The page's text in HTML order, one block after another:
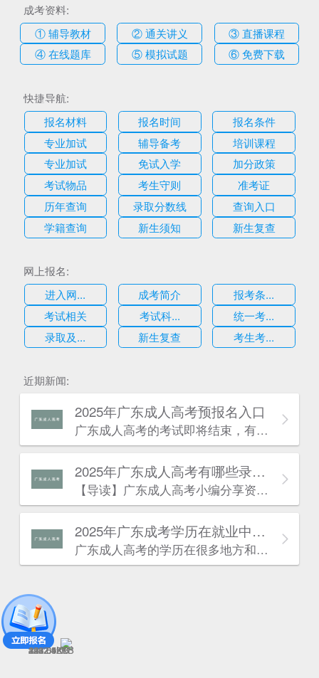
343.64KB
2237.12KB
456.09KB
352.65KB
2237.12KB
1242.4KB
估
成考资料:
① 辅导教材
② 通关讲义
③ 直播课程
④ 在线题库
⑤ 模拟试题 ⑥ 免费下载
快捷导航:
报名材料
报名时间
报名条件
专业加试
辅导备考
培训课程
专业加试
免试入学
加分政策
考试物品
考生守则
准考证
历年查询
录取分数线
查询入口
学籍查询
新生须知 新生复查
网上报名:
进入网...
成考简介
报考条...
考试相关
考试科...
统一考...
录取及...
新生复查 考生考...
近期新闻:
2025年广东成人高考预报名入口
广东成人高考的考试即将结束，有一些考生可能因为某种原因忘记报考今年的广东成人高考，不过没有关系，因为考生也可以为明年的广东成人高考报名做好准备，考生可阅读本文了解详情：
2025年广东成人高考有哪些录取的流程？
【导读】广东成人高考​小编分享资讯：“2024年广东成人高考有哪些录取的流程?“相关内容。最近广东成人高考报名已经结束，广东成人高考考试也快开始了。许多同学对于广东成人高考有一些疑问，针对这些疑问，下面小编就来为大家解答一下，到底是怎么一回事呢?下面就一起来看看吧!
2025年广东成考学历在就业中有什么优势？
广东成人高考的学历在很多地方和普通成考的学历作用是一致的。以下是广东成考网为大家带来的“广东成考学历在就业中有什么优势”相关内容，详情如下：